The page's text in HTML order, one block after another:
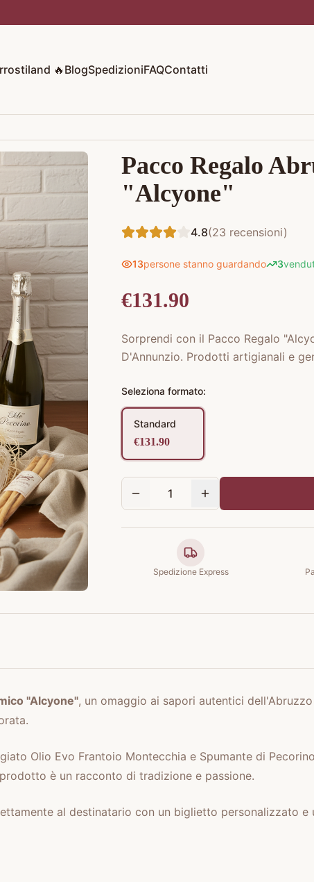
🔥BlogSpedizioniFAQContatti
Pacco Regalo
"Alcyone"
4.8(23 recensioni)
13persone stanno guardando 3
€131.90
Sorprendi con il Pacco Regalo
D'Annunzio. Prodotti artigianali e
Seleziona formato:
Standard
€131.90
1
Spedizione Express
"Alcyone", un omaggio ai sapori autentici
Olio Evo Frantoio Montecchia e Spumante di
è un racconto di tradizione e passione.
al destinatario con un biglietto personalizzato e